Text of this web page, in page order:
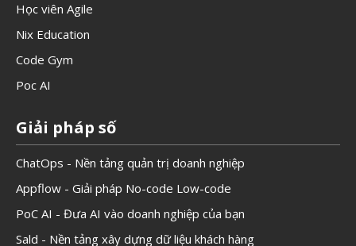
Học viên Agile
Nix Education
Code Gym
Poc AI
Giải pháp số
ChatOps - Nền tảng quản trị doanh nghiệp
Appflow - Giải pháp No-code Low-code
PoC AI - Đưa AI vào doanh nghiệp của bạn
Sald - Nền tảng xây dựng dữ liệu khách hàng